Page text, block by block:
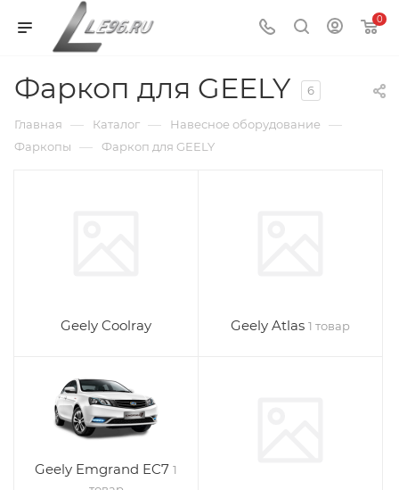
0
Фаркоп для GEELY 6
Главная — Каталог — Навесное оборудование —
Фаркопы — Фаркоп для GEELY
Geely Coolray Geely Atlas 1 товар
Geely Emgrand EC7 1